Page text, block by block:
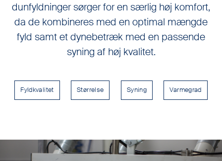
dunfyldninger sørger for en særlig høj komfort,
da de kombineres med en optimal mængde
fyld samt et dynebetræk med en passende
syning af høj kvalitet.
Fyldkvalitet Størrelse Syning Varmegrad